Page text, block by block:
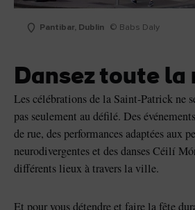
Pantibar, Dublin © Babs Daly
Dansez toute la
Les célébrations de la Saint-Patrick ne
pas seulement au défilé. Des
de rue, des performances adaptées aux
neurodivergentes et des danses Céilí
différents lieux à travers la ville.
Et pour vous détendre et faire la fête